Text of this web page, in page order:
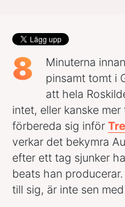
8 Minuterna innan
pinsamt tomt i
att hela
intet, eller kanske
förbereda sig inför
verkar det bekymra
efter ett tag sjunker
beats han
till sig, är inte sen